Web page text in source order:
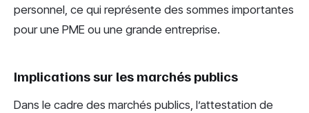
personnel, ce qui représente des sommes importantes
pour une PME ou une grande entreprise.
Implications sur les marchés publics
Dans le cadre des marchés publics, l’attestation de